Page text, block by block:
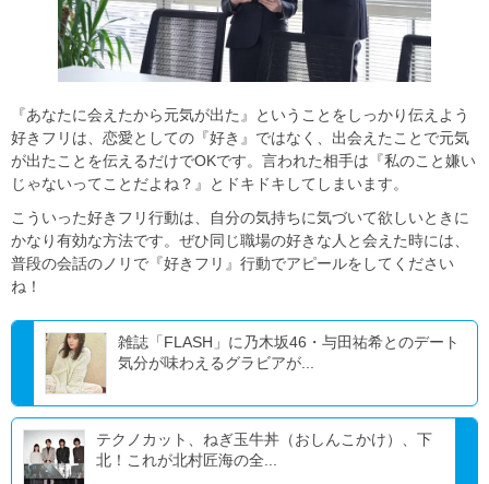
『あなたに会えたから元気が出た』ということをしっかり伝えよう
好きフリは、恋愛としての『好き』ではなく、出会えたことで元気
が出たことを伝えるだけでOKです。言われた相手は『私のこと嫌い
じゃないってことだよね？』とドキドキしてしまいます。
こういった好きフリ行動は、自分の気持ちに気づいて欲しいときに
かなり有効な方法です。ぜひ同じ職場の好きな人と会えた時には、
普段の会話のノリで『好きフリ』行動でアピールをしてください
ね！
雑誌「FLASH」に乃木坂46・与田祐希とのデート
気分が味わえるグラビアが...
テクノカット、ねぎ玉牛丼（おしんこかけ）、下
北！これが北村匠海の全...